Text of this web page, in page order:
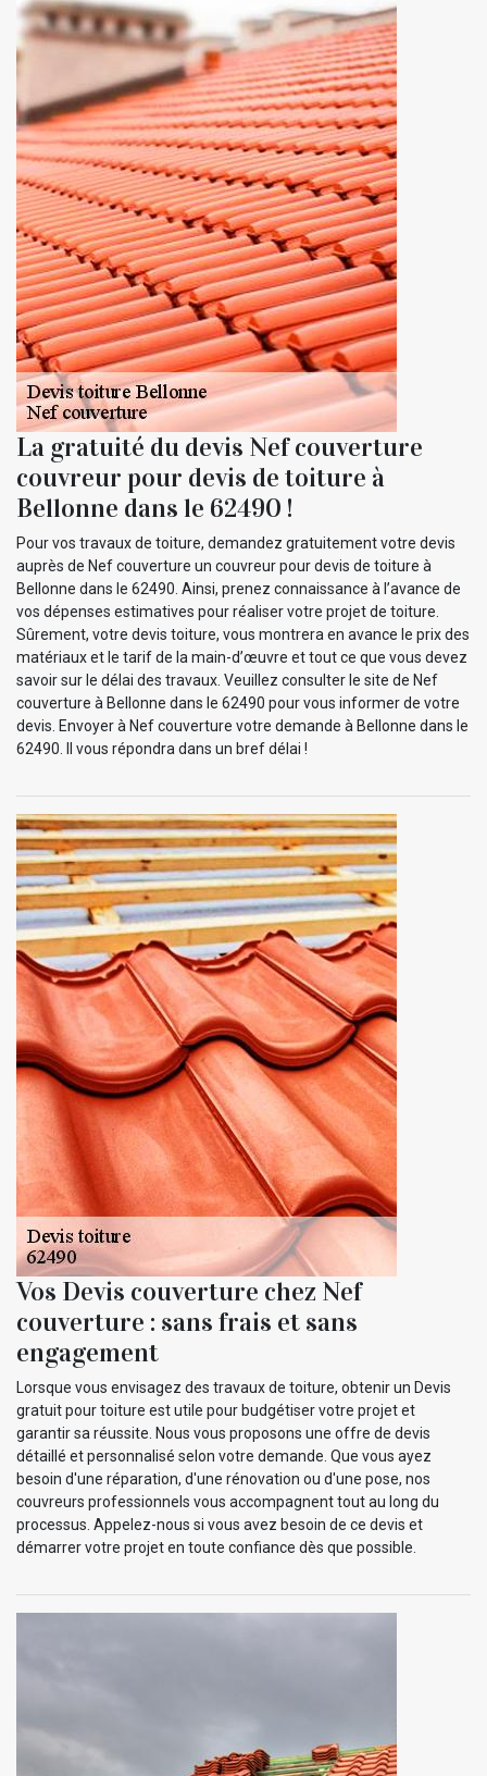
La gratuité du devis Nef couverture
couvreur pour devis de toiture à
Bellonne dans le 62490 !
Pour vos travaux de toiture, demandez gratuitement votre devis
auprès de Nef couverture un couvreur pour devis de toiture à
Bellonne dans le 62490. Ainsi, prenez connaissance à l’avance de
vos dépenses estimatives pour réaliser votre projet de toiture.
Sûrement, votre devis toiture, vous montrera en avance le prix des
matériaux et le tarif de la main-d’œuvre et tout ce que vous devez
savoir sur le délai des travaux. Veuillez consulter le site de Nef
couverture à Bellonne dans le 62490 pour vous informer de votre
devis. Envoyer à Nef couverture votre demande à Bellonne dans le
62490. Il vous répondra dans un bref délai !
Vos Devis couverture chez Nef
couverture : sans frais et sans
engagement
Lorsque vous envisagez des travaux de toiture, obtenir un Devis
gratuit pour toiture est utile pour budgétiser votre projet et
garantir sa réussite. Nous vous proposons une offre de devis
détaillé et personnalisé selon votre demande. Que vous ayez
besoin d'une réparation, d'une rénovation ou d'une pose, nos
couvreurs professionnels vous accompagnent tout au long du
processus. Appelez-nous si vous avez besoin de ce devis et
démarrer votre projet en toute confiance dès que possible.